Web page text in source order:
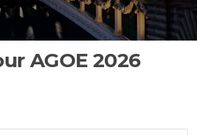
AGOE 2026